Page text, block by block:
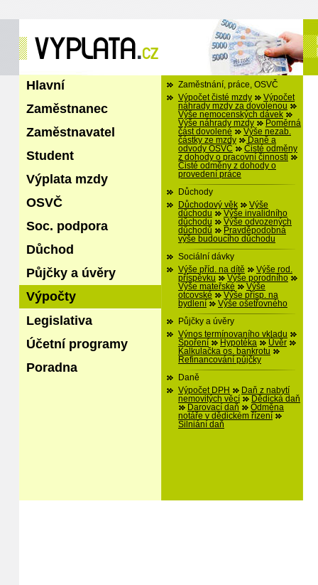
Hlavní
Zaměstnanec
Zaměstnavatel
Student
Výplata mzdy
OSVČ
Soc. podpora
Důchod
Půjčky a úvěry
Výpočty
Legislativa
Účetní programy
Poradna
Zaměstnání, práce, OSVČ
Výpočet čisté mzdy
Výpočet
náhrady mzdy za dovolenou
Výše nemocenských dávek
Výše náhrady mzdy
Poměrná
část dovolené
Výše nezab.
částky ze mzdy
Daně a
odvody OSVČ
Čisté odměny
z dohody o pracovní činnosti
Čisté odměny z dohody o
provedení práce
Důchody
Důchodový věk
Výše
důchodu
Výše invalidního
důchodu
Výše odvozených
důchodů
Pravděpodobná
výše budoucího důchodu
Sociální dávky
Výše příd. na dítě
Výše rod.
příspěvku
Výše porodního
Výše mateřské
Výše
otcovské
Výše přísp. na
bydlení
Výše ošetřovného
Půjčky a úvěry
Výnos termínovaního vkladu
Spoření
Hypotéka
Úvěr
Kalkulačka os. bankrotu
Refinancování půjčky
Daně
Výpočet DPH
Daň z nabytí
nemovitých věcí
Dědická daň
Darovací daň
Odměna
notáře v dědickém řízení
Silniání daň